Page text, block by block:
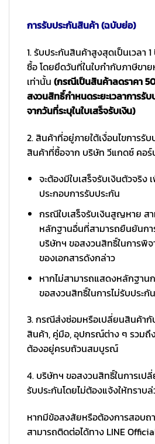
การรับประกันสินค้า (ฉบับย่อ)
1. รับประกันสินค้าสูงสุดเป็นเวลา
ซื้อ โดยยึดวันที่ในใบกำกับภาษีขาย
เท่านั้น (กรณีเป็นสินค้าลดราคา
สงวนสิทธิ์กำหนดระยะเวลาการรั
จากวันที่ระบุในใบเสร็จรับเงิน)
2. สินค้าที่อยู่ภายใต้เงื่อนไขการรับ
สินค้าที่ซื้อจาก บริษัท วีแกดซ์ คอร์
จะต้องมีใบเสร็จรับเงินตัวจริง
ประกอบการรับประกัน
กรณีใบเสร็จรับเงินสูญหาย สา
หลักฐานอื่นที่สามารถยืนยันกา
บริษัทฯ ขอสงวนสิทธิ์ในการพิจ
ของเอกสารดังกล่าว
หากไม่สามารถแสดงหลักฐาน
ขอสงวนสิทธิ์ในการไม่รับประ
3. กรณีส่งซ่อมหรือเปลี่ยนสินค้า
สินค้า, คู่มือ, อุปกรณ์ต่าง ๆ รวม
ต้องอยู่ครบถ้วนสมบูรณ์
4. บริษัทฯ ขอสงวนสิทธิ์ในการเป
รับประกันโดยไม่ต้องแจ้งให้ทราบ
หากมีข้อสงสัยหรือต้องการสอบถ
สามารถติดต่อได้ทาง LINE